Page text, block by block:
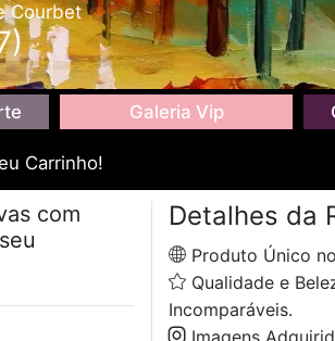
Courbet
Galeria Vip
Carrinho!
com
Detalhes da
Produto Único
Qualidade e
Incomparáveis.
Imagens